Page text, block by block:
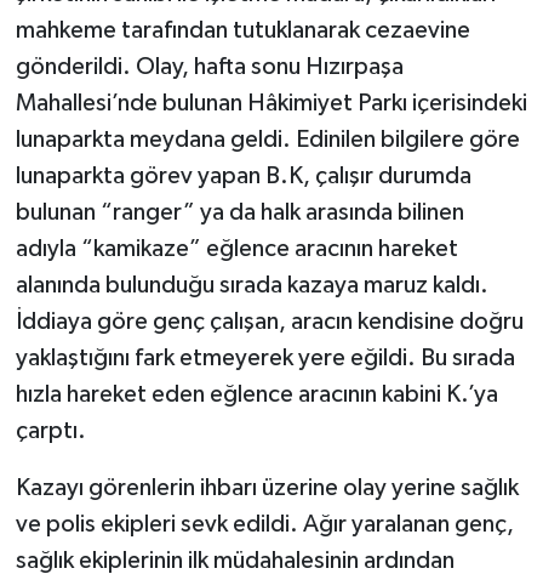
mahkeme tarafından tutuklanarak cezaevine
gönderildi. Olay, hafta sonu Hızırpaşa
Mahallesi’nde bulunan Hâkimiyet Parkı içerisindeki
lunaparkta meydana geldi. Edinilen bilgilere göre
lunaparkta görev yapan B.K, çalışır durumda
bulunan “ranger” ya da halk arasında bilinen
adıyla “kamikaze” eğlence aracının hareket
alanında bulunduğu sırada kazaya maruz kaldı.
İddiaya göre genç çalışan, aracın kendisine doğru
yaklaştığını fark etmeyerek yere eğildi. Bu sırada
hızla hareket eden eğlence aracının kabini K.’ya
çarptı.
Kazayı görenlerin ihbarı üzerine olay yerine sağlık
ve polis ekipleri sevk edildi. Ağır yaralanan genç,
sağlık ekiplerinin ilk müdahalesinin ardından